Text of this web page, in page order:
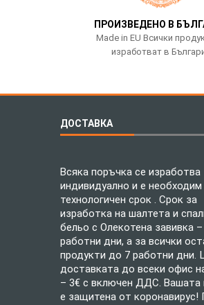
ПРОИЗВЕДЕНО В
Made in EU Всички
изработват в
ДОСТАВКА
Всяка поръчка се изработва
индивидуално и е необходим
технологичен срок . Срок за
изработка на шалтета и
бельо с Олекотена завивка
работни дни, а за всички
продукти до 7 работни дни.
доставката до всеки офис
– 3€ с включен ДДС. Вашата
е защитена от коронавирус!